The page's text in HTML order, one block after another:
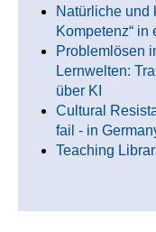
Natürliche und
Kompetenz“
Problemlösen
Lernwelten:
über KI
Cultural
fail - in
Teaching